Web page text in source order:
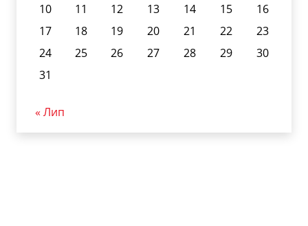
10
11 12 13 14 15
16
17
18 19 20 21 22
23
24
25 26 27 28 29
30
31
« Лип